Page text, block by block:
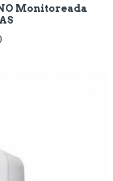
Monitoreada